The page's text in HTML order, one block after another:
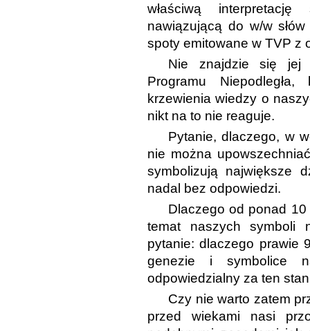
właściwą
nawiązującą do w/w
spoty emitowane w TVP z
Nie znajdzie się jej
Programu
krzewienia wiedzy o
nikt na to nie reaguje.
Pytanie, dlaczego, w
nie można
symbolizują największe
nadal bez odpowiedzi.
Dlaczego od ponad
temat naszych symboli
pytanie: dlaczego prawie
genezie i symbolice
odpowiedzialny za ten
Czy nie warto zatem
przed wiekami nasi